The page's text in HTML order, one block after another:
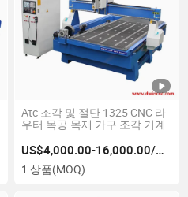
Atc 조각 및 절단 1325 CNC 라
우터 목공 목재 가구 조각 기계
US$4,000.00-16,000.00/상품
1 상품(MOQ)